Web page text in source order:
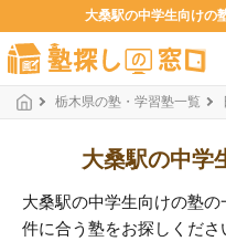
大桑駅の中学生向けの
栃木県の塾・学習塾一覧
大桑駅の中学
大桑駅の中学生向けの塾
件に合う塾をお探しくださ